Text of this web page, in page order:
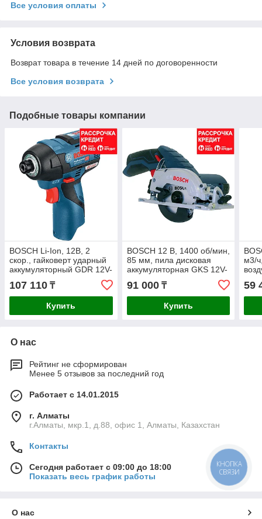
Все условия оплаты
Условия возврата
Возврат товара в течение 14 дней по договоренности
Все условия возврата
Подобные товары компании
BOSCH Li-Ion, 12B, 2
скор., гайковерт ударный
аккумуляторный GDR 12V-
107 110 ₸
Купить
BOSCH 12 В, 1400 об/мин,
85 мм, пила дисковая
аккумуляторная GKS 12V-
91 000₸
Купить
м3/
120
59
О нас
Рейтинг не сформирован
Менее 5 отзывов за последний год
Работает с 14.01.2015
г. Алматы
г.Алматы, мкр.1, д.88, офис 1, Алматы, Казахстан
Контакты
Сегодня работает с 09:00 до 18:00
Показать весь график работы
О нас
КНОПКА
СВЯЗИ